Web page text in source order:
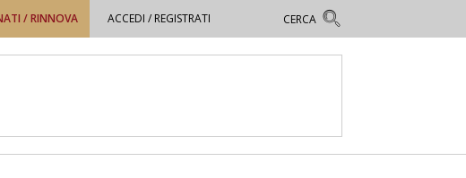
/ RINNOVA ACCEDI / REGISTRATI